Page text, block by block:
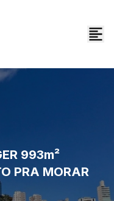
993m²
PRA MORAR